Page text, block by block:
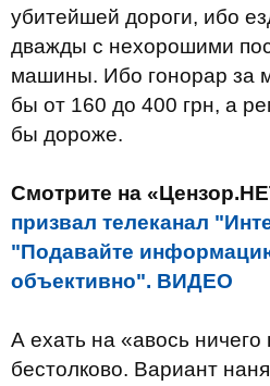
убитейшей дороги, ибо
дважды с нехорошими
машины. Ибо гонорар за
бы от 160 до 400 грн, а
бы дороже.
Смотрите на
призвал телеканал
"Подавайте
объективно". ВИДЕО
А ехать на «авось
бестолково. Вариант